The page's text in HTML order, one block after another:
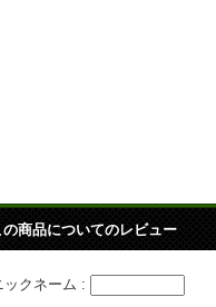
の商品についてのレビュー
ックネーム :